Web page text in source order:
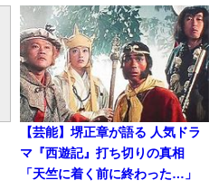
【芸能】堺正章が語る 人気ドラ
マ『西遊記』打ち切りの真相
「天竺に着く前に終わった…」